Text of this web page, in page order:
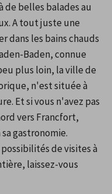
de belles balades au
A tout juste une
dans les bains chauds
Baden, connue
plus loin, la ville de
n'est située à
Et si vous n'avez pas
vers Francfort,
gastronomie.
de visites à
laissez-vous